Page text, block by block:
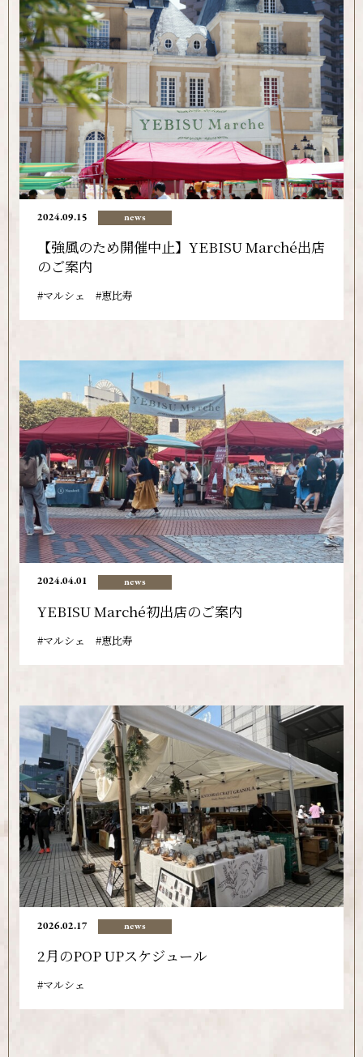
2024.09.15 news
【強風のため開催中止】YEBISU Marché出店
のご案内
マルシェ 恵比寿
2024.04.01 news
YEBISU Marché初出店のご案内
マルシェ 恵比寿
2026.02.17 news
2月のPOP UPスケジュール
マルシェ